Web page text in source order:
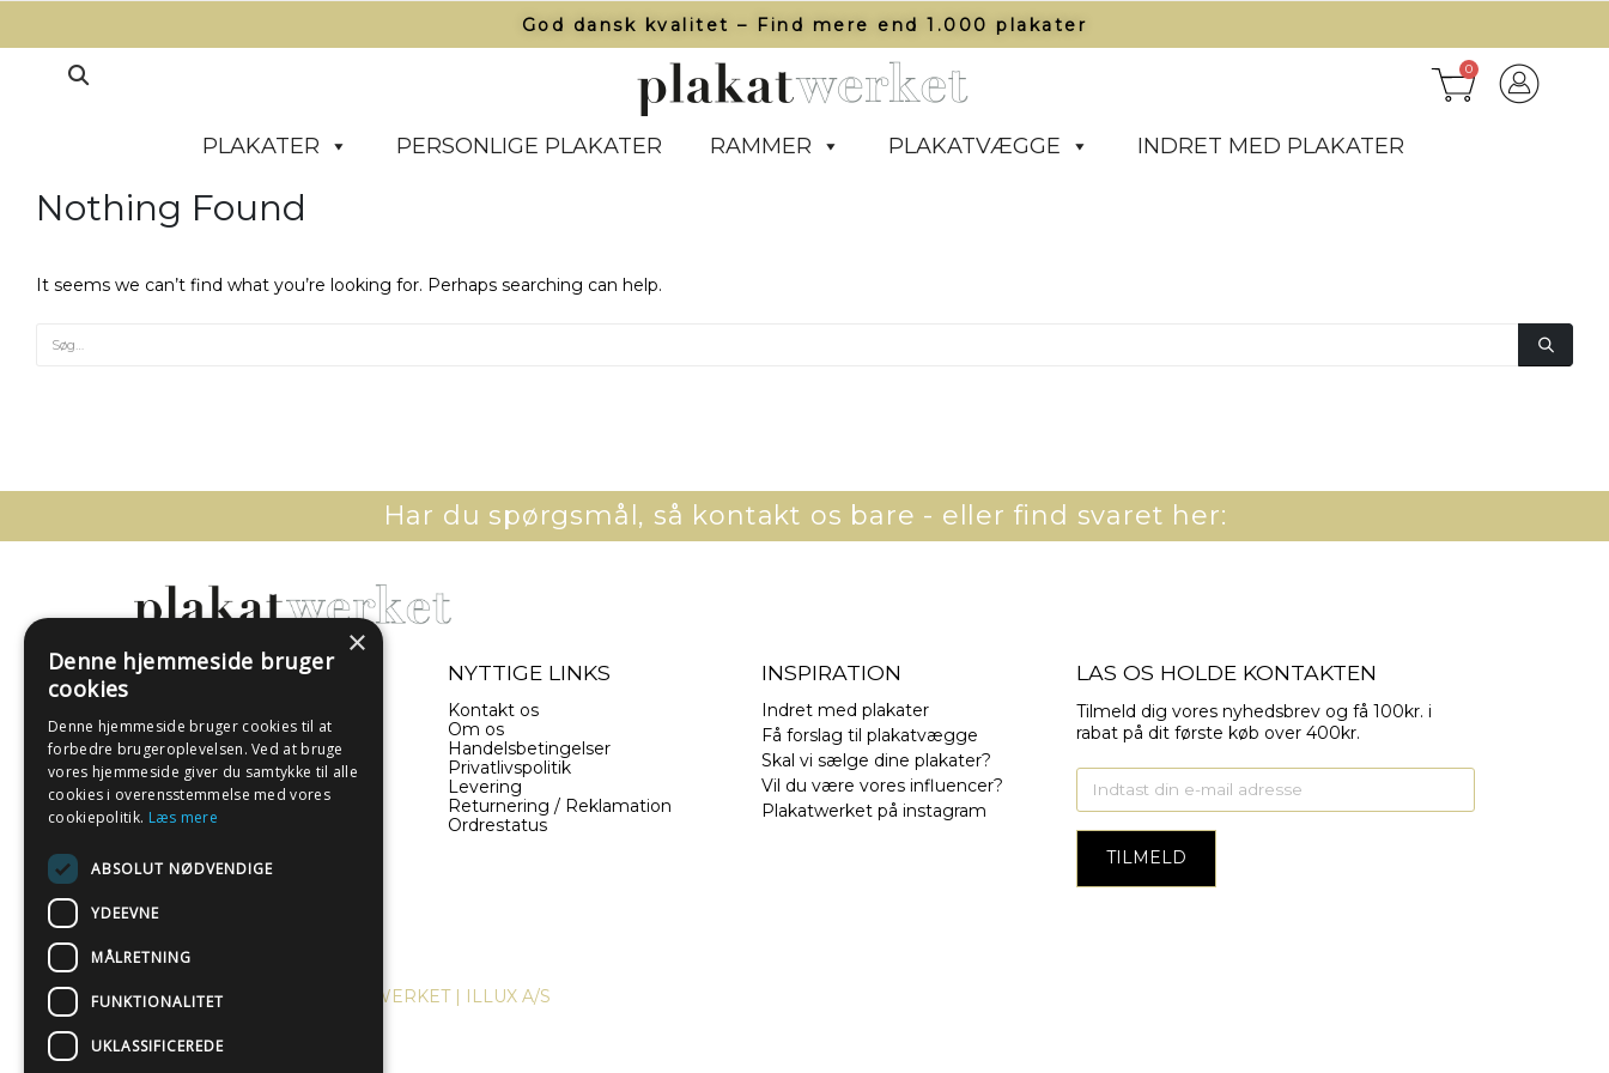
God dansk kvalitet – Find mere end 1.000 plakater​
0
PLAKATER PERSONLIGE PLAKATER RAMMER PLAKATVÆGGE INDRET MED PLAKATER
Nothing Found
It seems we can’t find what you’re looking for. Perhaps searching can help.
Har du spørgsmål, så kontakt os bare - eller find svaret her:
- EN DEL AF ILLUX A/S
8660 Skanderborg
Danmark
(+45) 52 340 440
NYTTIGE LINKS
Kontakt os
Om os
Handelsbetingelser
Privatlivspolitik
Levering
Returnering / Reklamation
Ordrestatus
INSPIRATION
Indret med plakater
Få forslag til plakatvægge
Skal vi sælge dine plakater?
Vil du være vores influencer?
Plakatwerket på instagram
LAS OS HOLDE KONTAKTEN
Tilmeld dig vores nyhedsbrev og få 100kr. i
rabat på dit første køb over 400kr.
COPYRIGHT © 2024, PLAKATWERKET | ILLUX A/S
×
Denne hjemmeside bruger
cookies
Denne hjemmeside bruger cookies til at
forbedre brugeroplevelsen. Ved at bruge
vores hjemmeside giver du samtykke til alle
cookies i overensstemmelse med vores
cookiepolitik. Læs mere
ABSOLUT NØDVENDIGE
YDEEVNE
MÅLRETNING
FUNKTIONALITET
UKLASSIFICEREDE